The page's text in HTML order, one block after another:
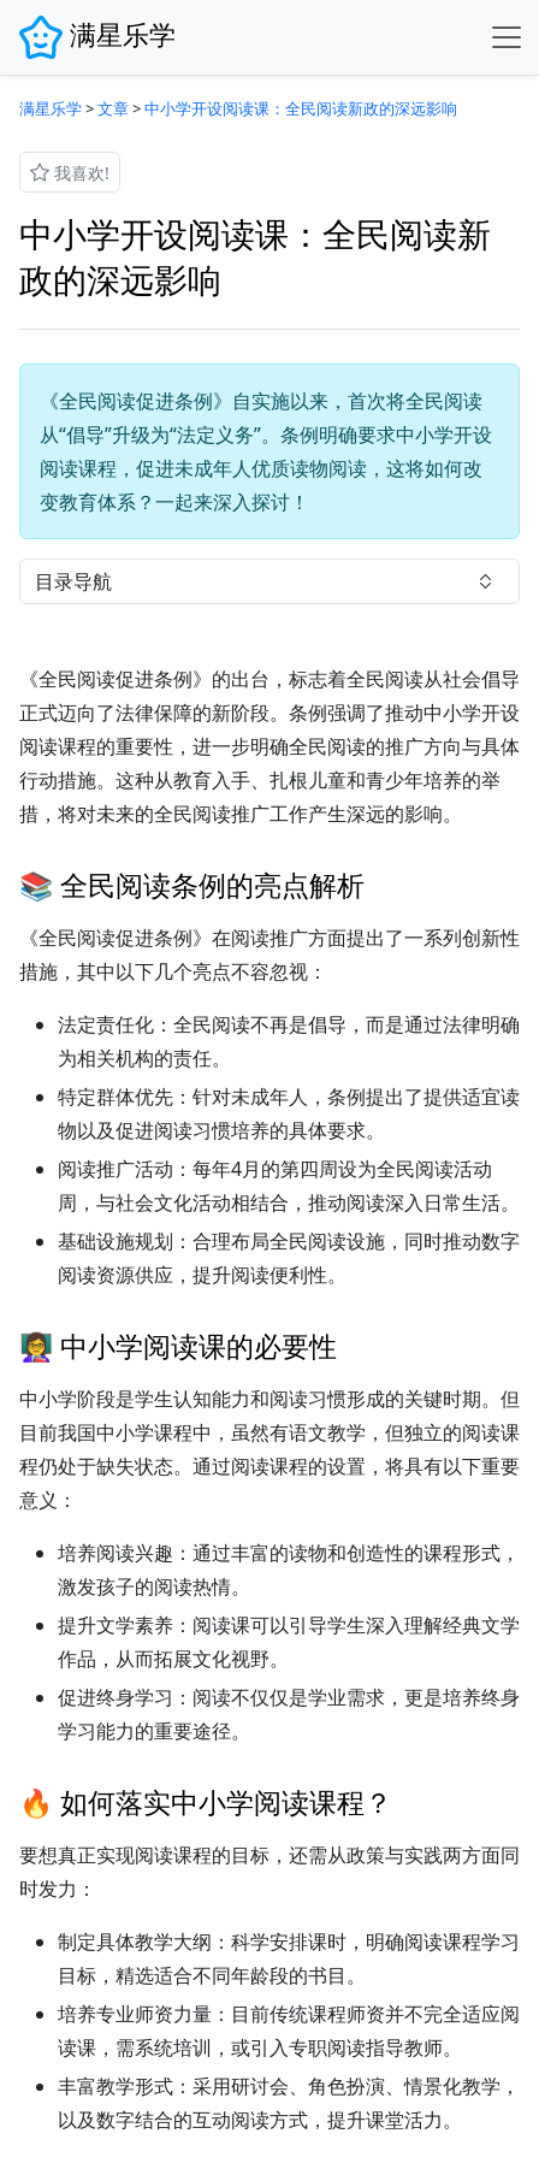
满星乐学
满星乐学>文章>中小学开设阅读课：全民阅读新政的深远影响
我喜欢!
中小学开设阅读课：全民阅读新
政的深远影响
《全民阅读促进条例》自实施以来，首次将全民阅读
从“倡导”升级为“法定义务”。条例明确要求中小学开设
阅读课程，促进未成年人优质读物阅读，这将如何改
变教育体系？一起来深入探讨！
目录导航
《全民阅读促进条例》的出台，标志着全民阅读从社会倡导
正式迈向了法律保障的新阶段。条例强调了推动中小学开设
阅读课程的重要性，进一步明确全民阅读的推广方向与具体
行动措施。这种从教育入手、扎根儿童和青少年培养的举
措，将对未来的全民阅读推广工作产生深远的影响。
📚 全民阅读条例的亮点解析
《全民阅读促进条例》在阅读推广方面提出了一系列创新性
措施，其中以下几个亮点不容忽视：
法定责任化： 全民阅读不再是倡导，而是通过法律明确
为相关机构的责任。
特定群体优先： 针对未成年人，条例提出了提供适宜读
物以及促进阅读习惯培养的具体要求。
阅读推广活动： 每年4月的第四周设为全民阅读活动
周，与社会文化活动相结合，推动阅读深入日常生活。
基础设施规划： 合理布局全民阅读设施，同时推动数字
阅读资源供应，提升阅读便利性。
👩‍🏫 中小学阅读课的必要性
中小学阶段是学生认知能力和阅读习惯形成的关键时期。但
目前我国中小学课程中，虽然有语文教学，但独立的阅读课
程仍处于缺失状态。通过阅读课程的设置，将具有以下重要
意义：
培养阅读兴趣： 通过丰富的读物和创造性的课程形式，
激发孩子的阅读热情。
提升文学素养： 阅读课可以引导学生深入理解经典文学
作品，从而拓展文化视野。
促进终身学习： 阅读不仅仅是学业需求，更是培养终身
学习能力的重要途径。
🔥 如何落实中小学阅读课程？
要想真正实现阅读课程的目标，还需从政策与实践两方面同
时发力：
制定具体教学大纲： 科学安排课时，明确阅读课程学习
目标，精选适合不同年龄段的书目。
培养专业师资力量： 目前传统课程师资并不完全适应阅
读课，需系统培训，或引入专职阅读指导教师。
丰富教学形式： 采用研讨会、角色扮演、情景化教学，
以及数字结合的互动阅读方式，提升课堂活力。